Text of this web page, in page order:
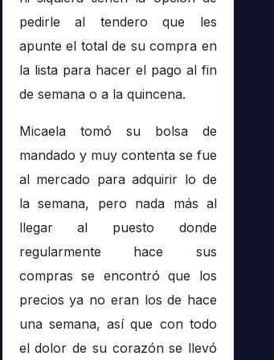
pedirle al tendero que les
apunte el total de su compra en
la lista para hacer el pago al fin
de semana o a la quincena.
Micaela tomó su bolsa de
mandado y muy contenta se fue
al mercado para adquirir lo de
la semana, pero nada más al
llegar al puesto donde
regularmente hace sus
compras se encontró que los
precios ya no eran los de hace
una semana, así que con todo
el dolor de su corazón se llevó